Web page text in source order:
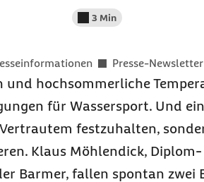
Lesedauer weniger als
3 Min
Presse-
und hochsommerliche
für Wassersport. Und
festzuhalten,
Klaus Möhlendick, Diplom-
Barmer, fallen spontan zwei